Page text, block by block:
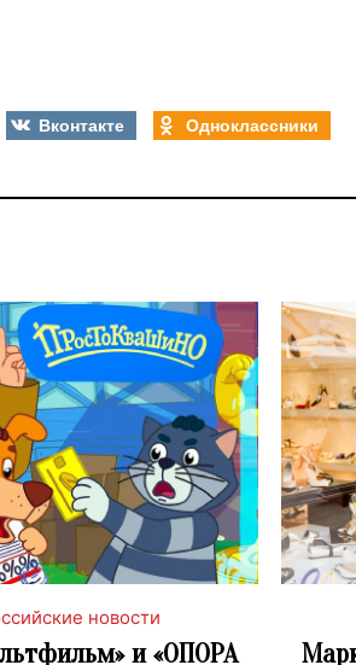
Вконтакте Одноклассники
новости
и «ОПОРА